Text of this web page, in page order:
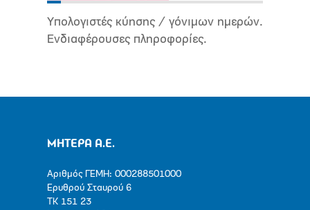
Υπολογιστές κύησης / γόνιμων ημερών.
Ενδιαφέρουσες πληροφορίες.
ΜΗΤΕΡΑ Α.Ε.
Αριθμός ΓΕΜΗ: 000288501000
Ερυθρού Σταυρού 6
ΤΚ 151 23